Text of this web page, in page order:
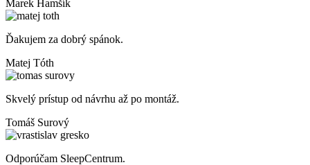
Marek Hamšík
Ďakujem za dobrý spánok.
Matej Tóth
Skvelý prístup od návrhu až po montáž.
Tomáš Surový
Odporúčam SleepCentrum.